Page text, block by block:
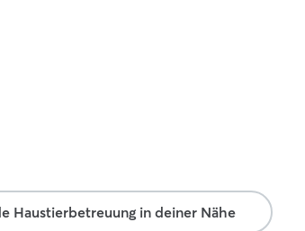
Haustierbetreuung in deiner Nähe